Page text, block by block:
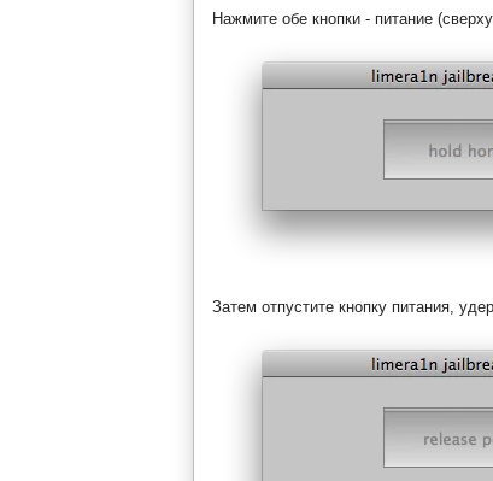
Нажмите обе кнопки - питание
Затем отпустите кнопку питания,